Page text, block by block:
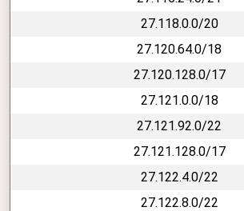
27.118.0.0/20
27.120.64.0/18
27.120.128.0/17
27.121.0.0/18
27.121.92.0/22
27.121.128.0/17
27.122.4.0/22
27.122.8.0/22